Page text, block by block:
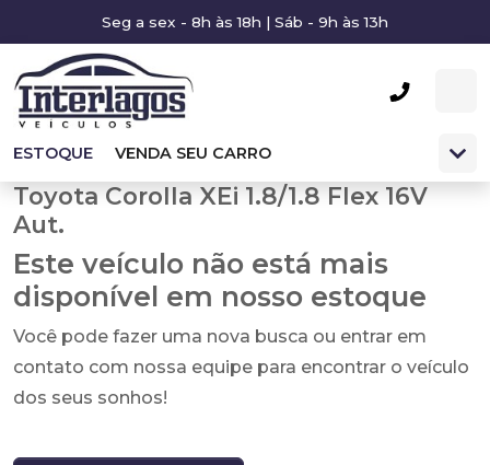
Seg a sex - 8h às 18h | Sáb - 9h às 13h
ESTOQUE VENDA SEU CARRO
Toyota Corolla XEi 1.8/1.8 Flex 16V
Aut.
Este veículo não está mais
disponível em nosso estoque
Você pode fazer uma nova busca ou entrar em
contato com nossa equipe para encontrar o veículo
dos seus sonhos!